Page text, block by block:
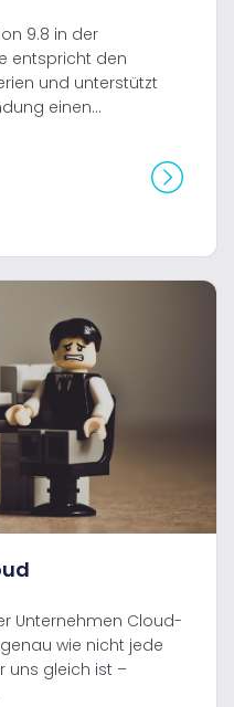
9.8 in der
entspricht den
und unterstützt
einen...
Unternehmen Cloud-
wie nicht jede
uns gleich ist –